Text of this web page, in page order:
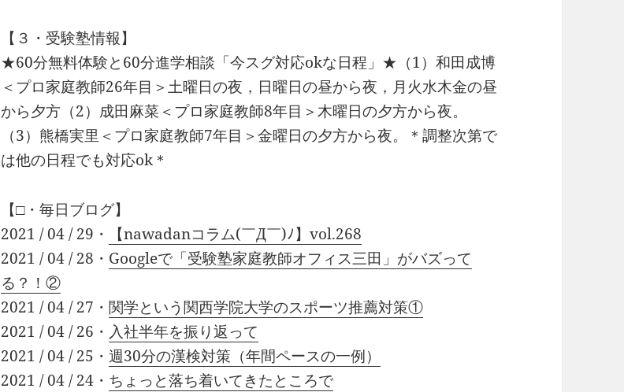
【３・受験塾情報】
★60分無料体験と60分進学相談「今スグ対応okな日程」★（1）和田成博
＜プロ家庭教師26年目＞土曜日の夜，日曜日の昼から夜，月火水木金の昼
から夕方（2）成田麻菜＜プロ家庭教師8年目＞木曜日の夕方から夜。
（3）熊橋実里＜プロ家庭教師7年目＞金曜日の夕方から夜。＊調整次第で
は他の日程でも対応ok＊
【□・毎日ブログ】
2021 / 04 / 29・
【nawadanコラム(￣Д￣)ﾉ】vol.268
2021 / 04 / 28・ Googleで「受験塾家庭教師オフィス三田」がバズって
る？！②
2021 / 04 / 27・関学という関西学院大学のスポーツ推薦対策①
2021 / 04 / 26・ 入社半年を振り返って
2021 / 04 / 25・週30分の漢検対策（年間ペースの一例）
2021 / 04 / 24・ ちょっと落ち着いてきたところで